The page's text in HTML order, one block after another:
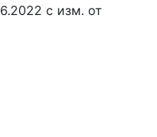
с изм. от